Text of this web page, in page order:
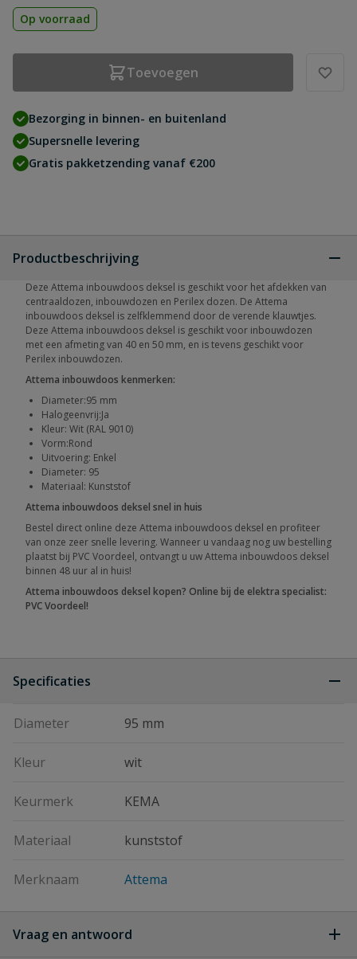
Op voorraad
Toevoegen
Bezorging in binnen- en buitenland
Supersnelle levering
Gratis pakketzending vanaf €200
Productbeschrijving
Deze Attema inbouwdoos deksel is geschikt voor het afdekken van
centraaldozen, inbouwdozen en Perilex dozen. De Attema
inbouwdoos deksel is zelfklemmend door de verende klauwtjes.
Deze Attema inbouwdoos deksel is geschikt voor inbouwdozen
met een afmeting van 40 en 50 mm, en is tevens geschikt voor
Perilex inbouwdozen.
Attema inbouwdoos kenmerken:
Diameter:95 mm
Halogeenvrij:Ja
Kleur: Wit (RAL 9010)
Vorm:Rond
Uitvoering: Enkel
Diameter: 95
Materiaal: Kunststof
Attema inbouwdoos deksel snel in huis
Bestel direct online deze Attema inbouwdoos deksel en profiteer
van onze zeer snelle levering. Wanneer u vandaag nog uw bestelling
plaatst bij PVC Voordeel, ontvangt u uw Attema inbouwdoos deksel
binnen 48 uur al in huis!
Attema inbouwdoos deksel kopen? Online bij de elektra specialist:
PVC Voordeel!
Specificaties
Diameter 95 mm
Kleur wit
Keurmerk KEMA
Materiaal kunststof
Merknaam Attema
Vraag en antwoord